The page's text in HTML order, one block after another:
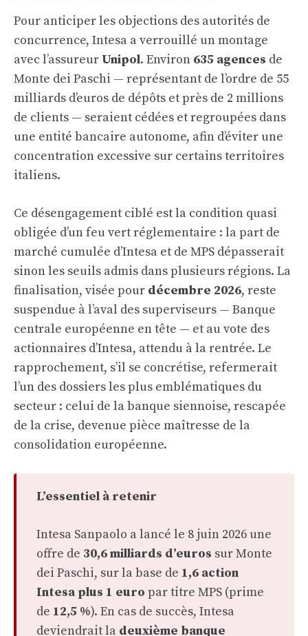
Pour anticiper les objections des autorités de
concurrence, Intesa a verrouillé un montage
avec l’assureur Unipol. Environ 635 agences de
Monte dei Paschi — représentant de l’ordre de 55
milliards d’euros de dépôts et près de 2 millions
de clients — seraient cédées et regroupées dans
une entité bancaire autonome, afin d’éviter une
concentration excessive sur certains territoires
italiens.
Ce désengagement ciblé est la condition quasi
obligée d’un feu vert réglementaire : la part de
marché cumulée d’Intesa et de MPS dépasserait
sinon les seuils admis dans plusieurs régions. La
finalisation, visée pour décembre 2026, reste
suspendue à l’aval des superviseurs — Banque
centrale européenne en tête — et au vote des
actionnaires d’Intesa, attendu à la rentrée. Le
rapprochement, s’il se concrétise, refermerait
l’un des dossiers les plus emblématiques du
secteur : celui de la banque siennoise, rescapée
de la crise, devenue pièce maîtresse de la
consolidation européenne.
L’essentiel à retenir
Intesa Sanpaolo a lancé le 8 juin 2026 une
offre de 30,6 milliards d’euros sur Monte
dei Paschi, sur la base de 1,6 action
Intesa plus 1 euro par titre MPS (prime
de 12,5 %). En cas de succès, Intesa
deviendrait la deuxième banque